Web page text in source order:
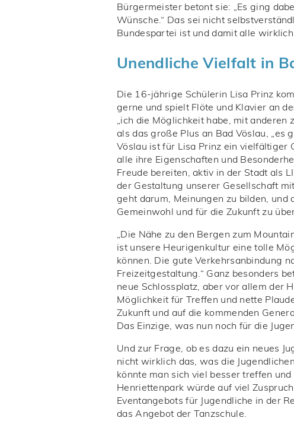
Bürgermeister betont sie: „Es ging
Wünsche.“ Das sei nicht
Bundespartei ist und damit alle
Unendliche Vielfalt in
Die 16-jährige Schülerin Lisa Prinz
gerne und spielt Flöte und Klavier an
„ich die Möglichkeit habe, mit anderen
als das große Plus an Bad Vöslau, „es
Vöslau ist für Lisa Prinz ein vielfältiger
alle ihre Eigenschaften und
Freude bereiten, aktiv in der Stadt als
der Gestaltung unserer Gesellschaft
geht darum, Meinungen zu bilden,
Gemeinwohl und für die Zukunft zu
„Die Nähe zu den Bergen zum
ist unsere Heurigenkultur eine tolle
können. Die gute Verkehrsanbindung
Freizeitgestaltung.“ Ganz besonders
neue Schlossplatz, aber vor allem der
Möglichkeit für Treffen und nette
Zukunft und auf die kommenden
Das Einzige, was nun noch für die
Und zur Frage, ob es dazu ein neues
nicht wirklich das, was die
könnte man sich viel besser treffen
Henriettenpark würde auf viel
Eventangebots für Jugendliche in der
das Angebot der Tanzschule.